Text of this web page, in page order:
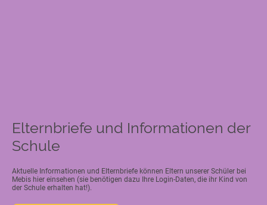
Elternbriefe und Informationen der
Schule
Aktuelle Informationen und Elternbriefe können Eltern unserer Schüler bei
Mebis hier einsehen (sie benötigen dazu Ihre Login-Daten, die ihr Kind von
der Schule erhalten hat!).